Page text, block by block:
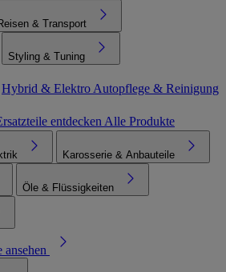
& Transport
Styling & Tuning
Hybrid & Elektro Autopflege & Reinigung
entdecken Alle Produkte
Karosserie & Anbauteile
Öle & Flüssigkeiten